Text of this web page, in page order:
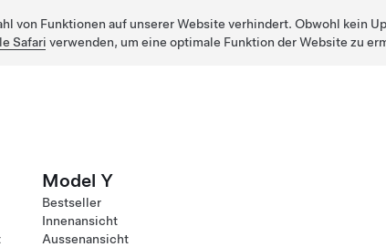
von Funktionen auf unserer Website verhindert. Obwohl kein
Safari verwenden, um eine optimale Funktion der Website zu
Model Y
Bestseller
Innenansicht
Aussenansicht